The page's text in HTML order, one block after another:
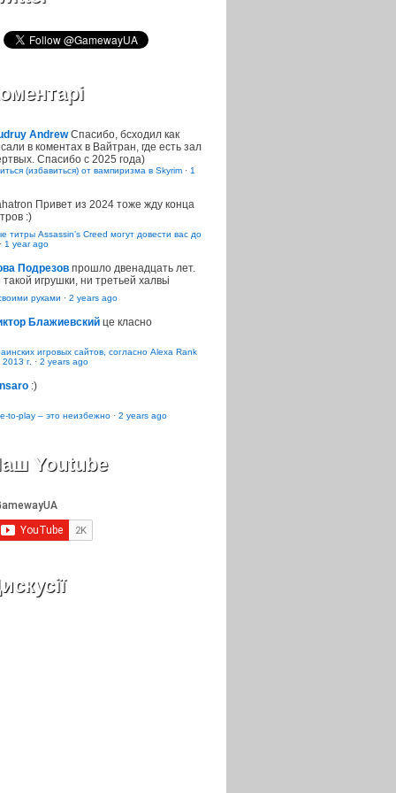
Andrew Спасибо, бсходил как
в коментах в Вайтран, где есть зал
Спасибо с 2025 года)
(избавиться) от вампиризма в Skyrim · 1
Привет из 2024 тоже жду конца
:)
титры Assassin’s Creed могут довести вас до
· 1 year ago
Подрезов прошло двенадцать лет.
такой игрушки, ни третьей халвьі
руками · 2 years ago
Блажиевский це класно
игровых сайтов, согласно Alexa Rank
г. · 2 years ago
:)
to-play – это неизбежно · 2 years ago
Youtube